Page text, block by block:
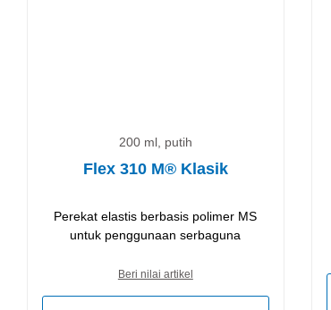
200 ml, putih
Flex 310 M® Klasik
Perekat elastis berbasis polimer MS
untuk penggunaan serbaguna
Beri nilai artikel